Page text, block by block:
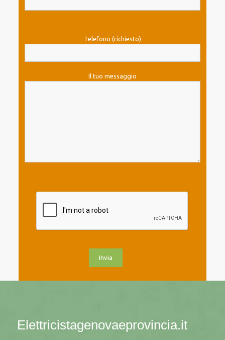
Telefono (richiesto)
Il tuo messaggio
Elettricistagenovaeprovincia.it